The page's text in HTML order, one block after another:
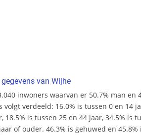
van Wijhe
inwoners waarvan er 50.7% man en
verdeeld: 16.0% is tussen 0 en 14
18.5% is tussen 25 en 44 jaar, 34.5% is
of ouder. 46.3% is gehuwed en